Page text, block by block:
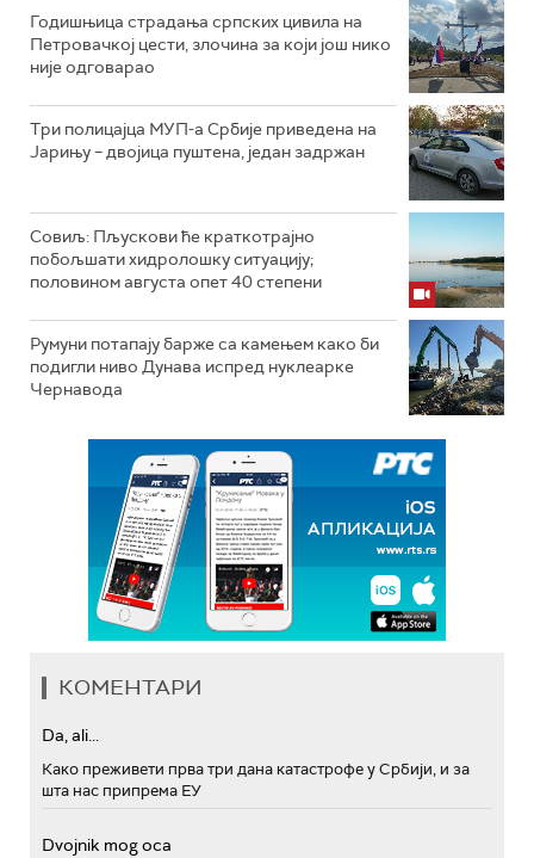
Годишњица страдања српских цивила на
Петровачкој цести, злочина за који још нико
није одговарао
Три полицајца МУП-а Србије приведена на
Јарињу – двојица пуштена, један задржан
Совиљ: Пљускови ће краткотрајно
побољшати хидролошку ситуацију;
половином августа опет 40 степени
Румуни потапају барже са камењем како би
подигли ниво Дунава испред нуклеарке
Чернавода
КОМЕНТАРИ
Da, ali...
Како преживети прва три дана катастрофе у Србији, и за
шта нас припрема ЕУ
Dvojnik mog oca